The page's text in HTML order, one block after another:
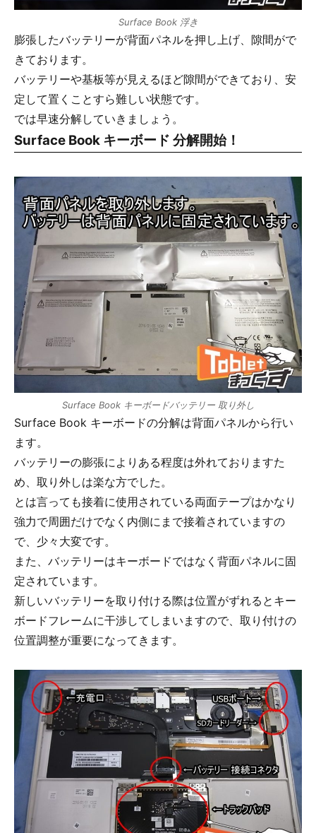
Surface Book 浮き
膨張したバッテリーが背面パネルを押し上げ、隙間がで
きております。
バッテリーや基板等が見えるほど隙間ができており、安
定して置くことすら難しい状態です。
では早速分解していきましょう。
Surface Book キーボード 分解開始！
Surface Book キーボードバッテリー 取り外し
Surface Book キーボードの分解は背面パネルから行い
ます。
バッテリーの膨張によりある程度は外れておりますた
め、取り外しは楽な方でした。
とは言っても接着に使用されている両面テープはかなり
強力で周囲だけでなく内側にまで接着されていますの
で、少々大変です。
また、バッテリーはキーボードではなく背面パネルに固
定されています。
新しいバッテリーを取り付ける際は位置がずれるとキー
ボードフレームに干渉してしまいますので、取り付けの
位置調整が重要になってきます。